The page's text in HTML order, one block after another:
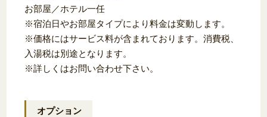
お部屋／ホテル一任
※宿泊日やお部屋タイプにより料金は変動します。
※価格にはサービス料が含まれております。消費税、
入湯税は別途となります。
※詳しくはお問い合わせ下さい。
オプション